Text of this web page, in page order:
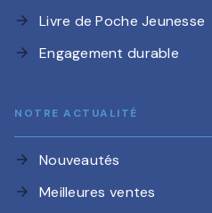
arrow_forward Livre de Poche Jeunesse
arrow_forward Engagement durable
NOTRE ACTUALITÉ
arrow_forward Nouveautés
arrow_forward Meilleures ventes